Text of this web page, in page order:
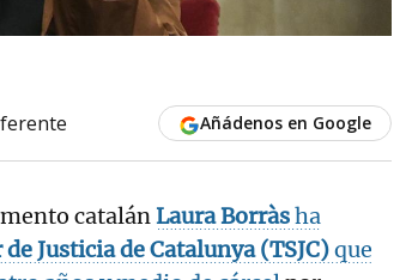
Añádenos en Google
catalánLaura Borràsha
Justicia de Catalunya (TSJC)que